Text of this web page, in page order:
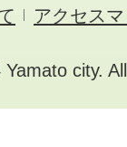
アクセス
city.